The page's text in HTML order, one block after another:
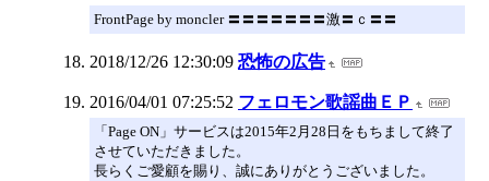
FrontPage by moncler 〓〓〓〓〓〓〓激〓ｃ〓〓
2018/12/26 12:30:09 恐怖の広告
2016/04/01 07:25:52 フェロモン歌謡曲ＥＰ
「Page ON」サービスは2015年2月28日をもちまして終了
させていただきました。
長らくご愛顧を賜り、誠にありがとうございました。